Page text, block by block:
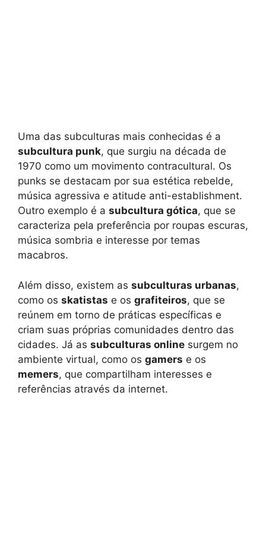
Uma das subculturas mais conhecidas é a
subcultura punk, que surgiu na década de
1970 como um movimento contracultural. Os
punks se destacam por sua estética rebelde,
música agressiva e atitude anti-establishment.
Outro exemplo é a subcultura gótica, que se
caracteriza pela preferência por roupas escuras,
música sombria e interesse por temas
macabros.
Além disso, existem as subculturas urbanas,
como os skatistas e os grafiteiros, que se
reúnem em torno de práticas específicas e
criam suas próprias comunidades dentro das
cidades. Já as subculturas online surgem no
ambiente virtual, como os gamers e os
memers, que compartilham interesses e
referências através da internet.